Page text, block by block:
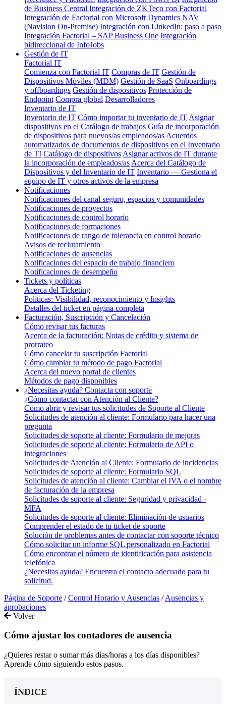
de Business Central Integración de ZKTeco con Factorial
Integración de Factorial con Microsoft Dynamics NAV
(Navision On-Premise) Integración con LinkedIn: paso a paso
Integración Factorial – SAP Business One Integración
bidireccional de InfoJobs
Gestión de IT
Factorial IT
Comienza con Factorial IT Compras de IT Gestión de
Dispositivos Móviles (MDM) Gestión de SaaS Onboardings
y offboardings Gestión de dispositivos Protección de
Endpoint Compra global Desarrolladores
Inventario de IT
Inventario de IT Cómo importar tu inventario de IT Asignar
dispositivos en el Catálogo de trabajos Guía de incorporación
de dispositivos para nuevos/as empleados/as Acuerdos
automatizados de documentos de dispositivos en el Inventario
de TI Catálogo de dispositivos Asignar activos de IT durante
la incorporación de empleados/as Acerca del Catálogo de
Dispositivos y del Inventario de IT Inventario — Gestiona el
equipo de IT y otros activos de la empresa
Notificaciones
Notificaciones del canal seguro, espacios y comunidades
Notificaciones de proyectos
Notificaciones de control horario
Notificaciones de formaciones
Notificaciones de rango de tolerancia en control horario
Avisos de reclutamiento
Notificaciones de ausencias
Notificaciones del espacio de trabajo financiero
Notificaciones de desempeño
Tickets y políticas
Acerca del Ticketing
Políticas: Visibilidad, reconocimiento y Insights
Detalles del ticket en página completa
Facturación, Suscripción y Cancelación
Cómo revisar tus facturas
Acerca de la facturación: Notas de crédito y sistema de
prorrateo
Cómo cancelar tu suscripción Factorial
Cómo cambiar tu método de pago Factorial
Acerca del nuevo portal de clientes
Métodos de pago disponibles
¿Necesitas ayuda? Contacta con soporte
¿Cómo contactar con Atención al Cliente?
Cómo abrir y revisar tus solicitudes de Soporte al Cliente
Solicitudes de atención al cliente: Formulario para hacer una
pregunta
Solicitudes de soporte al cliente: Formulario de mejoras
Solicitudes de soporte al cliente: Formulario de API o
integraciones
Solicitudes de Atención al Cliente: Formulario de incidencias
Solicitudes de soporte al cliente: Formulario SQL
Solicitudes de atención al cliente: Cambiar el IVA o el nombre
de facturación de la empresa
Solicitudes de soporte al cliente: Seguridad y privacidad -
MFA
Solicitudes de soporte al cliente: Eliminación de usuarios
Comprender el estado de tu ticket de soporte
Solución de problemas antes de contactar con soporte técnico
Cómo solicitar un informe SQL personalizado en Factorial
Cómo encontrar el número de identificación para asistencia
telefónica
¿Necesitas ayuda? Encuentra el contacto adecuado para tu
solicitud.
Página de Soporte / Control Horario y Ausencias / Ausencias y
aprobaciones
Volver
Cómo ajustar los contadores de ausencia
¿Quieres restar o sumar más días/horas a los días disponibles?
Aprende cómo siguiendo estos pasos.
ÍNDICE